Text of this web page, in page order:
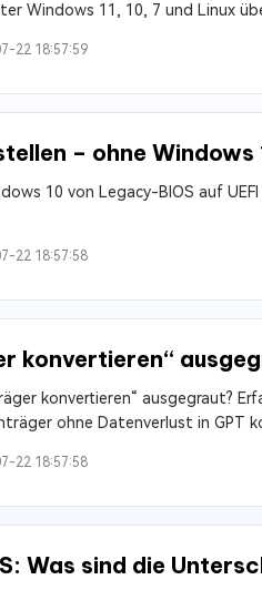
Windows 11, 10, 7 und Linux
22 18:57:59
– ohne Windows
10 von Legacy-BIOS auf
22 18:57:58
konvertieren“
konvertieren“ ausgegraut?
ohne Datenverlust in GPT
22 18:57:58
Was sind die